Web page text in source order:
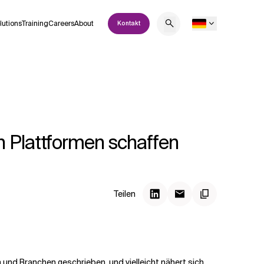
TrainingCareersAbout Kontakt
Plattformen schaffen
Teilen